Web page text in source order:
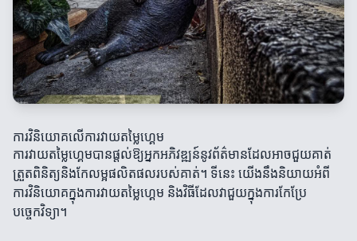
ការវិនិយោគលើការវាយតម្លៃហ្គេម
ការវាយតម្លៃហ្គេមបានផ្តល់ឱ្យអ្នកអភិវឌ្ឍន៍នូវព័ត៌មានដែលអាចជួយគាត់
ត្រួតពិនិត្យនិងកែលម្អផលិតផលរបស់គាត់។ ទីនេះ យើងនឹងនិយាយអំពី
ការវិនិយោគក្នុងការវាយតម្លៃហ្គេម និងវិធីដែលវាជួយក្នុងការកែប្រែ
បច្ចេកវិទ្យា។